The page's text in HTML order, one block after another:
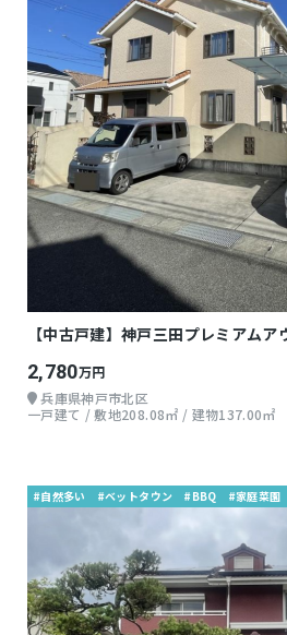
【中古戸建】神戸三田プレミアム
2,780万円
兵庫県神戸市北区
一戸建て / 敷地208.08㎡ / 建物137.00㎡
#自然多い #ベットタウン #BBQ #家庭菜園